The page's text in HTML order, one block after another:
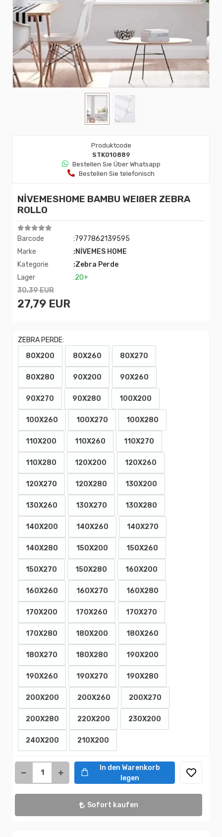
Produktcode
STK010889
Bestellen Sıe Über Whatsapp
Bestellen Sie telefonisch
NİVEMESHOME BAMBU WEIßER ZEBRA
ROLLO
Barcode
:7977862139595
Marke
:NİVEMES HOME
Kategorie
:Zebra Perde
Lager
:20+
30,39 EUR
27,79 EUR
ZEBRA PERDE:
80X200
80X260 80X270
80X280 90X200 90X260
90X270 90X280 100X200
100X260 100X270 100X280
110X200 110X260 110X270
110X280 120X200 120X260
120X270 120X280 130X200
130X260 130X270 130X280
140X200 140X260 140X270
140X280 150X200 150X260
150X270 150X280 160X200
160X260 160X270 160X280
170X200 170X260 170X270
170X280 180X200 180X260
180X270 180X280 190X200
190X260 190X270 190X280
200X200 200X260 200X270
200X280 220X200 230X200
240X200 210X200
In den Warenkorb
legen
Sofort kaufen